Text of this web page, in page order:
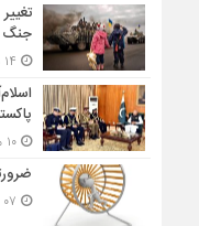
جنگ
۱۰ مرداد ۱۴۰۵ - ۱۱:۵۴